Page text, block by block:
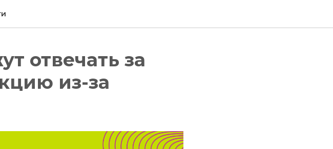
отвечать за
из-за